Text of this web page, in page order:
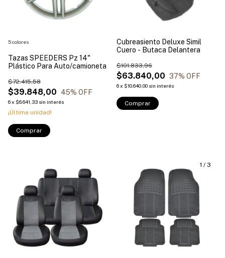
Tazas SPEEDERS Pz 14"
Plástico Para Auto/camioneta
$39.848,00
$72.415,58
45% OFF
6x $6.641,33 sin interés
¡Última unidad!
5 colores
Comprar
Cubreasiento Deluxe Simil
Cuero - Butaca Delantera
$63.840,00
$101.833,96
37% OFF
6x $10.640,00 sin interés
1 / 3